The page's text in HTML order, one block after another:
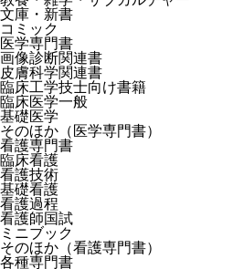
文庫・新書
コミック
医学専門書
画像診断関連書
皮膚科学関連書
臨床工学技士向け書籍
臨床医学一般
基礎医学
そのほか（医学専門書）
看護専門書
臨床看護
看護技術
基礎看護
看護過程
看護師国試
ミニブック
そのほか（看護専門書）
各種専門書